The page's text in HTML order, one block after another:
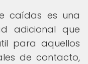
caídas es una
adicional que
para aquellos
de contacto,